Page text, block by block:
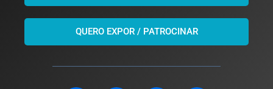
QUERO EXPOR / PATROCINAR